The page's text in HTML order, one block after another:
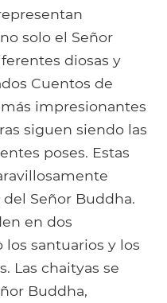
solo el Señor
diosas y
Cuentos de
impresionantes
siguen siendo las
poses. Estas
Señor Buddha.
en dos
los santuarios y los
Las chaityas se
Buddha,